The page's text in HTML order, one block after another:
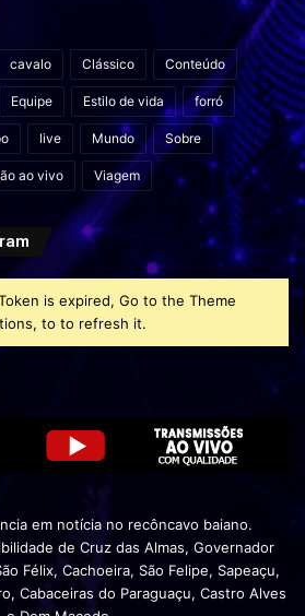
cavalo Clássico Conteúdo
Equipe Estilo de vida forró
live Mundo Sobre
ao vivo Viagem
is expired, Go to the Theme
to to refresh it.
em notícia no recôncavo baiano.
de Cruz das Almas, Governador
Félix, Cachoeira, São Felipe, Sapeaçu,
Cabaceiras do Paraguaçu, Castro Alves